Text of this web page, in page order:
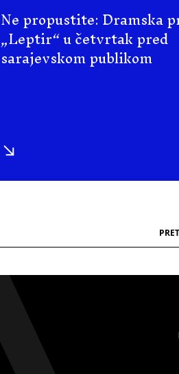
Ne propustite: Dramska
„Leptir“ u četvrtak pred
sarajevskom publikom